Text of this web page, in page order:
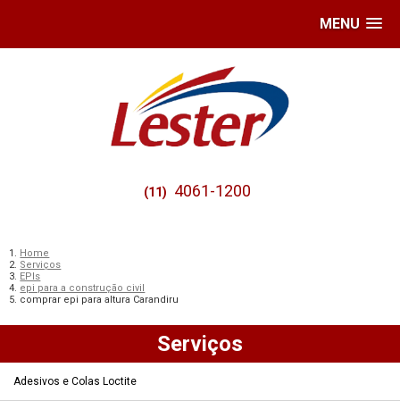
MENU
(11) 4061-1200
Home
Serviços
EPIs
epi para a construção civil
comprar epi para altura Carandiru
Serviços
Adesivos e Colas Loctite